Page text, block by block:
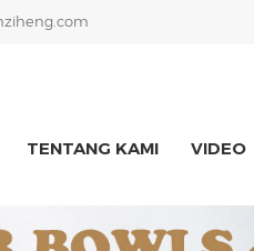
TENTANG KAMI VIDEO